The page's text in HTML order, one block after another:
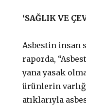
‘SAĞLIK VE
Asbestin insan
raporda,
yana yasak
ürünlerin
atıklarıyla